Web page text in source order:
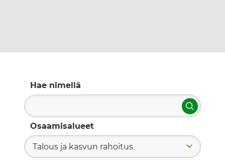
Hae nimellä
Hae
Osaamisalueet
Talous ja kasvun rahoitus